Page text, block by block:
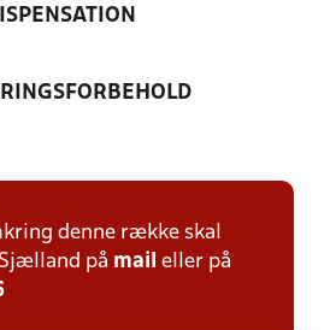
denne række skal
på mail eller på